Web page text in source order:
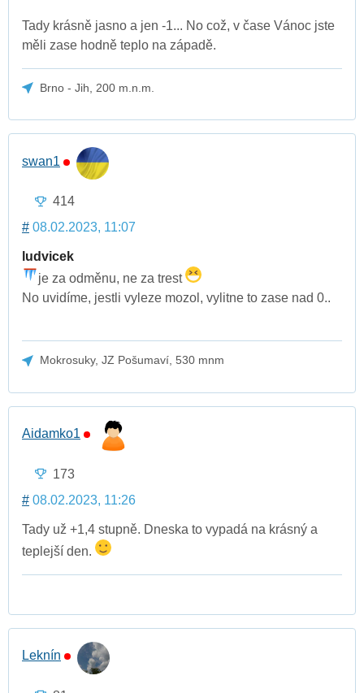
Tady krásně jasno a jen -1... No což, v čase Vánoc jste
měli zase hodně teplo na západě.
Brno - Jih, 200 m.n.m.
swan1
414
# 08.02.2023, 11:07
ludvicek
je za odměnu, ne za trest
No uvidíme, jestli vyleze mozol, vylitne to zase nad 0..
Mokrosuky, JZ Pošumaví, 530 mnm
Aidamko1
173
# 08.02.2023, 11:26
Tady už +1,4 stupně. Dneska to vypadá na krásný a
teplejší den.
Leknín